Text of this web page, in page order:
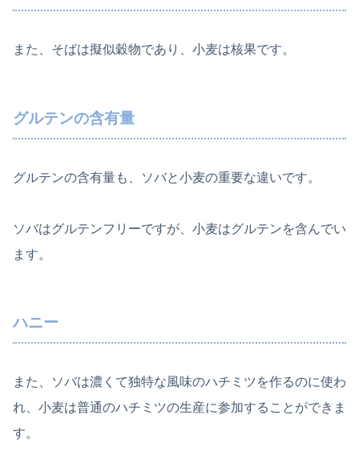
また、そばは擬似穀物であり、小麦は核果です。
グルテンの含有量
グルテンの含有量も、ソバと小麦の重要な違いです。
ソバはグルテンフリーですが、小麦はグルテンを含んでい
ます。
ハニー
また、ソバは濃くて独特な風味のハチミツを作るのに使わ
れ、小麦は普通のハチミツの生産に参加することができま
す。